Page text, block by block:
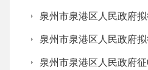
泉州市泉港区人民政府拟
泉州市泉港区人民政府
泉州市泉港区人民政府征